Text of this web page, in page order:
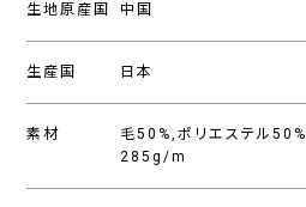
生地原産国 中国
生産国 日本
素材
毛50%,ポリエステル50%
285g/m